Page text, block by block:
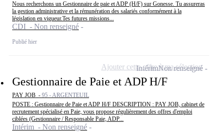
Nous recherchons un Gestionnaire de paie et ADP (H/F) sur Gonesse. Tu assureras
la gestion administrative et la rémunération des salariés conformément à la
législation en vigueur.Tes futures missions...
CDI - Non renseigné
Publié hier
Gestionnaire de Paie et ADP H/F
PAY JOB - 95 - ARGENTEUIL
POSTE : Gestionnaire de Paie et ADP H/F DESCRIPTION : PAY JOB, cabinet de
recrutement spécialisé en Paie, vous propose régulièrement des offres d'emploi
ciblées (Gestionnaire / Responsable Paie, ADP...
Intérim - Non renseigné
IntérimNon renseigné
Ajouter cette offre à ma sélection